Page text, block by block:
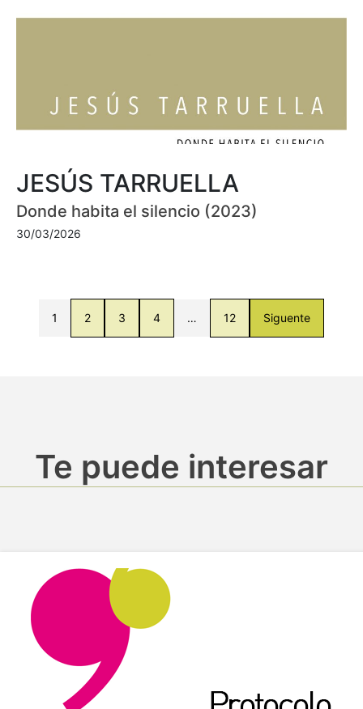
JESÚS TARRUELLA
Donde habita el silencio (2023)
30/03/2026
1 2 3 4 … 12 Siguente
Te puede interesar